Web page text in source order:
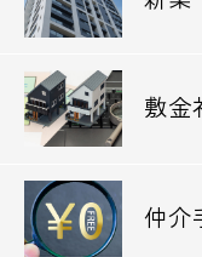
敷金
仲介